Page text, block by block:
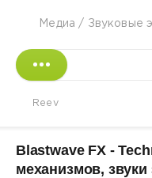
Медиа / Звуковые
Reev
Blastwave FX -
механизмов, звуки